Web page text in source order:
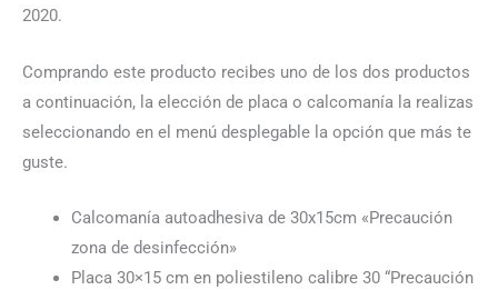
2020.
Comprando este producto recibes uno de los dos productos
a continuación, la elección de placa o calcomanía la realizas
seleccionando en el menú desplegable la opción que más te
guste.
Calcomanía autoadhesiva de 30x15cm «Precaución
zona de desinfección»
Placa 30×15 cm en poliestileno calibre 30 “Precaución